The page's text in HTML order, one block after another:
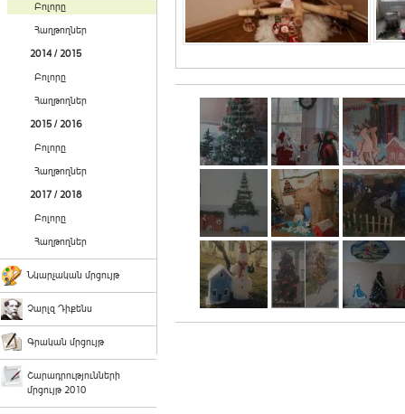
Բոլորը
Հաղթողներ
2014 / 2015
Բոլորը
Հաղթողներ
2015 / 2016
Բոլորը
Հաղթողներ
2017 / 2018
Բոլորը
Հաղթողներ
Նկարչական մրցույթ
Չարլզ Դիքենս
Գրական մրցույթ
Շարադրությունների
մրցույթ 2010